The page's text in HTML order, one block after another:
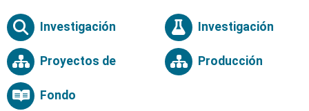
Investigación Investigación
Proyectos de Producción
Fondo